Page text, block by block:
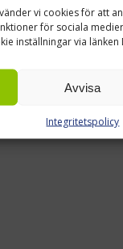
vi cookies för att
för sociala
inställningar via
Avvisa
Integritetspolicy